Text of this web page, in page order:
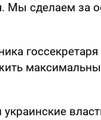
Мы сделаем за
госсекретаря